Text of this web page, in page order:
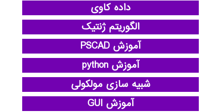
داده کاوی
الگوریتم ژنتیک
آموزش PSCAD
آموزش python
شبیه سازی مولکولی
آموزش GUI